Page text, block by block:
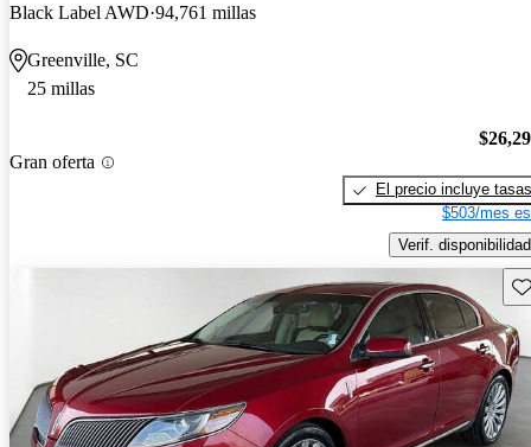
Black Label AWD 94,761 millas
Greenville, SC
25 millas
Gran oferta
El precio incluye tasas
$503/mes
Verif. disponibilidad